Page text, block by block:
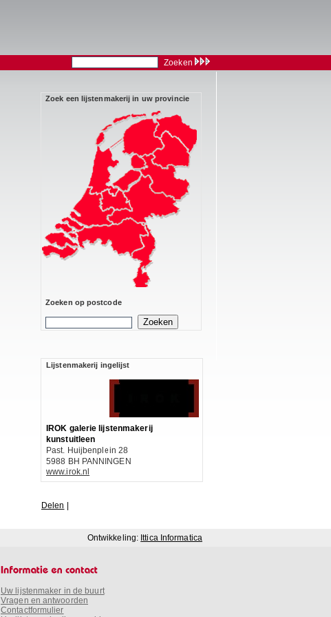
Zoeken
Zoek een lijstenmakerij in uw provincie
Zoeken op postcode
Lijstenmakerij ingelijst
IROK galerie lijstenmakerij
kunstuitleen
Past. Huijbenplein 28
5988 BH PANNINGEN
www.irok.nl
Delen
Ontwikkeling: Ittica Informatica
Uw lijstenmaker in de buurt
Vragen en antwoorden
Contactformulier